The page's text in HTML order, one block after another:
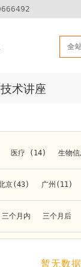
全
技术讲座
医疗 (14) 生物
新材料 (1)
京(43) 广州(11)
三个月内 三个月后
暂无数据